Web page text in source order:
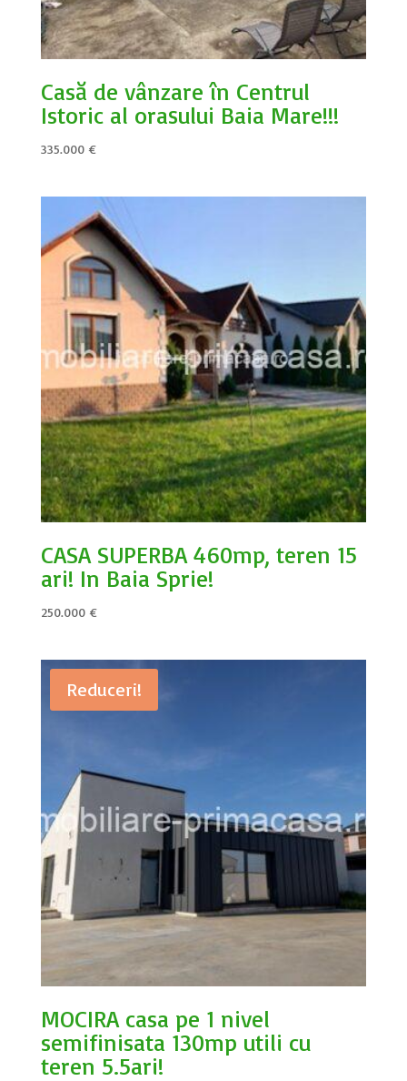
Casă de vânzare în Centrul
Istoric al orașului Baia Mare!!!
335.000€
CASA SUPERBA 460mp, teren 15
ari! In Baia Sprie!
250.000€
Reduceri!
MOCIRA casa pe 1 nivel
semifinisata 130mp utili cu
teren 5.5ari!